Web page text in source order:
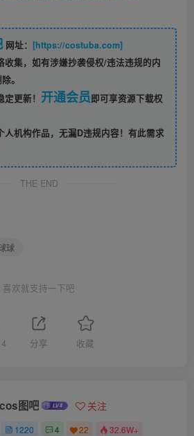
网址： [https://costuba.com]
收集，如有涉嫌抄袭侵权/违法违规的内
。
更新！ 开通会员即可享资源下载权
人机构作品，无漏D违规内容！有此需求
THE END
球
喜欢就支持一下吧
分享 收藏
cos图吧 关注
1220 4 22 32.6W+